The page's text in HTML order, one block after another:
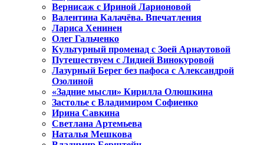
Вернисаж с Ириной Ларионовой
Валентина Калачёва. Впечатления
Лариса Хенинен
Олег Гальченко
Культурный променад с Зоей Арнаутовой
Путешествуем с Лидией Винокуровой
Лазурный Берег без пафоса с Александрой
Озолиной
«Задние мысли» Кирилла Олюшкина
Застолье с Владимиром Софиенко
Ирина Савкина
Светлана Артемьева
Наталья Мешкова